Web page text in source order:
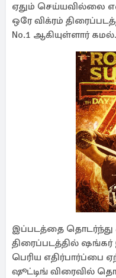
ஏதும் செய்யவில்லை
ஒரே விக்ரம்
No.1 ஆகியுள்ளார் கமல்.
இப்படத்தை தொடர்ந்து
திரைப்படத்தில் ஷங்கர்
பெரிய எதிர்பார்ப்பை
ஷூட்டிங் விரைவில்